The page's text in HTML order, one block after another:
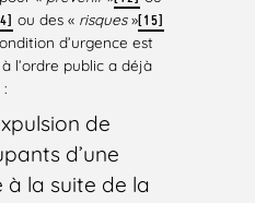
ou des « risques»[15]
d’urgence est
l’ordre public a déjà
de
d’une
à la suite de la